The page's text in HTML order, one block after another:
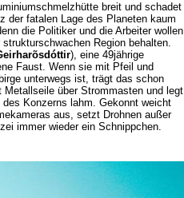
breit und schadet
der fatalen Lage des Planeten kaum
die Politiker und die Arbeiter wollen
Region behalten.
), eine 49jährige
Faust. Wenn sie mit Pfeil und
unterwegs ist, trägt das schon
über Strommasten und legt
Konzerns lahm. Gekonnt weicht
aus, setzt Drohnen außer
immer wieder ein Schnippchen.